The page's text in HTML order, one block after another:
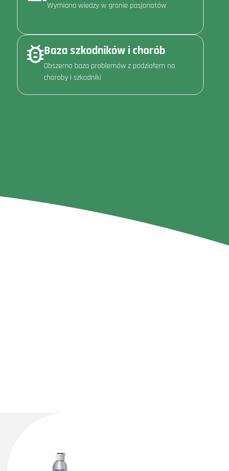
Wymiana wiedzy w gronie pasjonatów
Baza szkodników i chorób
Obszerna baza problemów z podziałem na
choroby i szkodniki